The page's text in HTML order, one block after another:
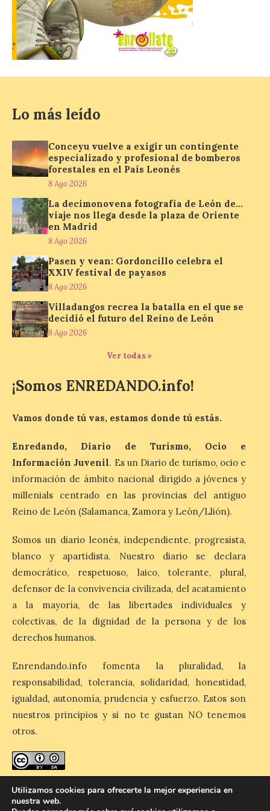
Madrid
8 Ago 2026
Enróllate, la Asociación
Conceyu País Llionés y el Diario de
jóvenes “Enredando.info”. Pilar Aller Aller
nos envía la décimo […]
Los minerales y sus usos
más comunes centran la
nueva exposición del
Museo de la Siderurgia y
la Minería de Sabero
8 Ago 2026
La exposición que se
inaugurará el sábado día 8
de agosto a las doce y
media de la mañana,
minerales, rocas y fósiles de Castilla y
mes de noviembre, con […]
La Bañeza inicia sus
fiestas con el pregón a
cargo de Arturo Martínez
Matilla
8 Ago 2026
Martínez Matilla como
pregonero de las Fiestas
2026. Tendrá lugar este
sábado 8 de agosto a las 21,00 horas en el
teatro municipal de La Bañeza. El
comunicador astorgano Arturo Martínez
Matilla, […]
Artesana de Astorga
arranca con una gran
acogida del público
Luis Nieto, que se acercó
hasta la feria acompañado
por el organizador de la iniciativa, Isaac
Cancillo Carro. Astorga, 8 de agosto de
Lo más leído
Conceyu vuelve a exigir un contingente
especializado y profesional de bomberos
forestales en el País Leonés
8 Ago 2026
La decimonovena fotografía de León de…
viaje nos llega desde la plaza de Oriente
en Madrid
8 Ago 2026
Pasen y vean: Gordoncillo celebra el
XXIV festival de payasos
8 Ago 2026
Villadangos recrea la batalla en el que se
decidió el futuro del Reino de León
8 Ago 2026
Ver todas »
¡Somos ENREDANDO.info!
Vamos donde tú vas, estamos donde tú estás.
Enredando, Diario de Turismo, Ocio e
Información Juvenil. Es un Diario de turismo, ocio e
información de ámbito nacional dirigido a jóvenes y
millenials centrado en las provincias del antiguo
Reino de León (Salamanca, Zamora y León/Llión).
Somos un diario leonés, independiente, progresista,
blanco y apartidista. Nuestro diario se declara
democrático, respetuoso, laico, tolerante, plural,
defensor de la convivencia civilizada, del acatamiento
a la mayoría, de las libertades individuales y
colectivas, de la dignidad de la persona y de los
derechos humanos.
Enrendando.info fomenta la pluralidad, la
responsabilidad, tolerancia, solidaridad, honestidad,
igualdad, autonomía, prudencia y esfuerzo. Estos son
nuestros principios y si no te gustan NO tenemos
otros.
Reconocimiento-CompartirIgual 4.0 Internacional
Utilizamos cookies para ofrecerte la mejor experiencia en
nuestra web.